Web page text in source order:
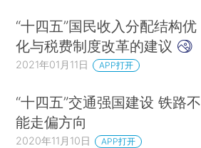
“十四五”国民收入分配结构优
化与税费制度改革的建议
2021年01月11日 APP打开
“十四五”交通强国建设 铁路不
能走偏方向
2020年11月10日 APP打开